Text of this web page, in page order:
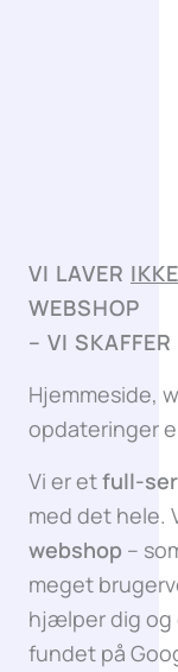
VI LAVER
WEBSHOP
– VI
Hjemmeside,
opdateringer
Vi er etfull-
med det hele.
webshop –
meget
hjælper dig og
fundet på